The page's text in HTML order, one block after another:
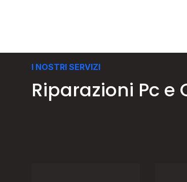
I NOSTRI SERVIZI
Riparazioni Pc